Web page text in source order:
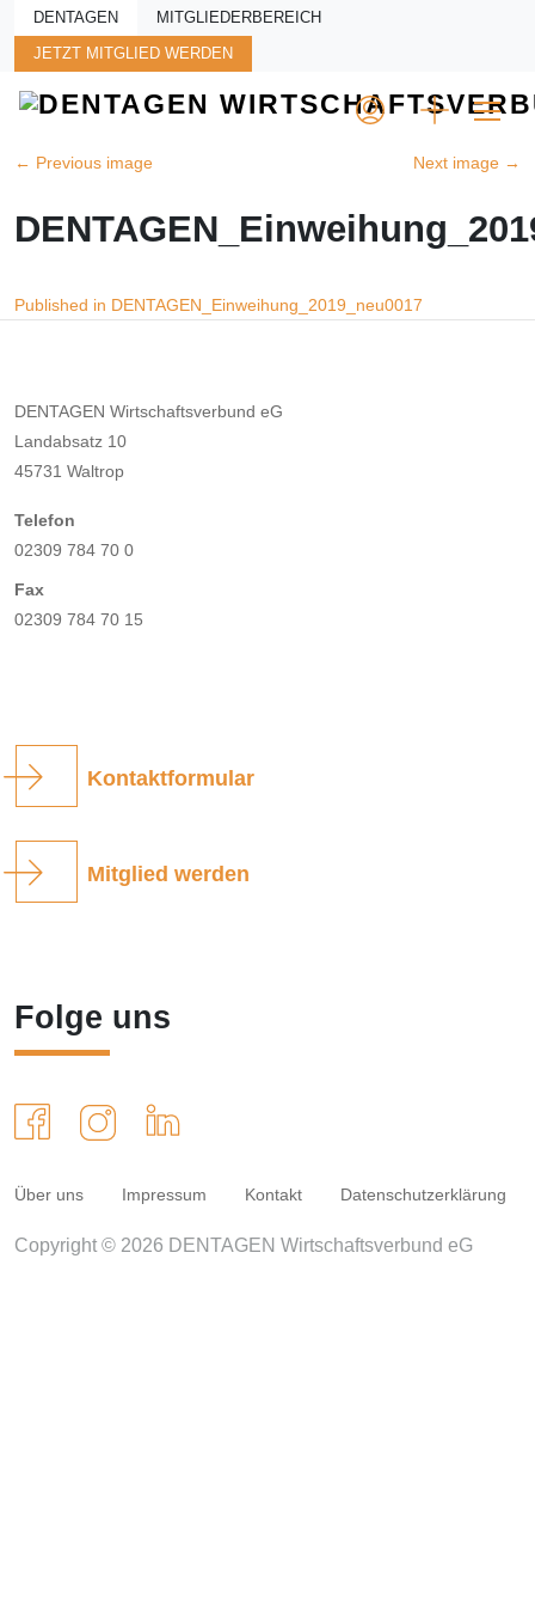
Skip to main content
DENTAGEN MITGLIEDERBEREICH
JETZT MITGLIED WERDEN
← Previous image Next image →
Beitragsnavigation
Published in DENTAGEN_Einweihung_2019_neu0017
DENTAGEN Wirtschaftsverbund eG
Landabsatz 10
45731 Waltrop
Telefon
02309 784 70 0
Fax
02309 784 70 15
Kontaktformular
Mitglied werden
Folge uns
Über uns Impressum Kontakt Datenschutzerklärung
Copyright © 2026 DENTAGEN Wirtschaftsverbund eG